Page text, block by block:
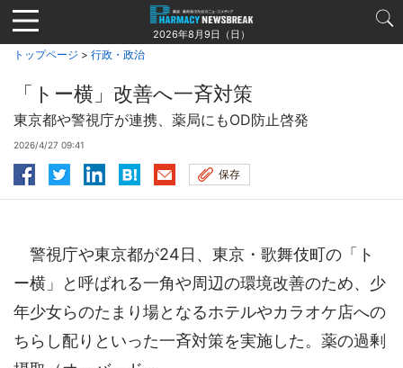
Jump
to
navigation
2026年8月9日（日）
トップページ > 行政・政治
「トー横」改善へ一斉対策
東京都や警視庁が連携、薬局にもOD防止啓発
2026/4/27 09:41
保存
警視庁や東京都が24日、東京・歌舞伎町の「ト
ー横」と呼ばれる一角や周辺の環境改善のため、少
年少女らのたまり場となるホテルやカラオケ店への
ちらし配りといった一斉対策を実施した。薬の過剰